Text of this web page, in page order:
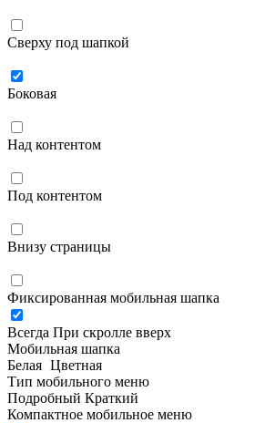
Сверху под шапкой
Боковая
Над контентом
Под контентом
Внизу страницы
Фиксированная мобильная шапка
Всегда При скролле вверх
Мобильная шапка
Белая Цветная
Тип мобильного меню
Подробный Краткий
Компактное мобильное меню